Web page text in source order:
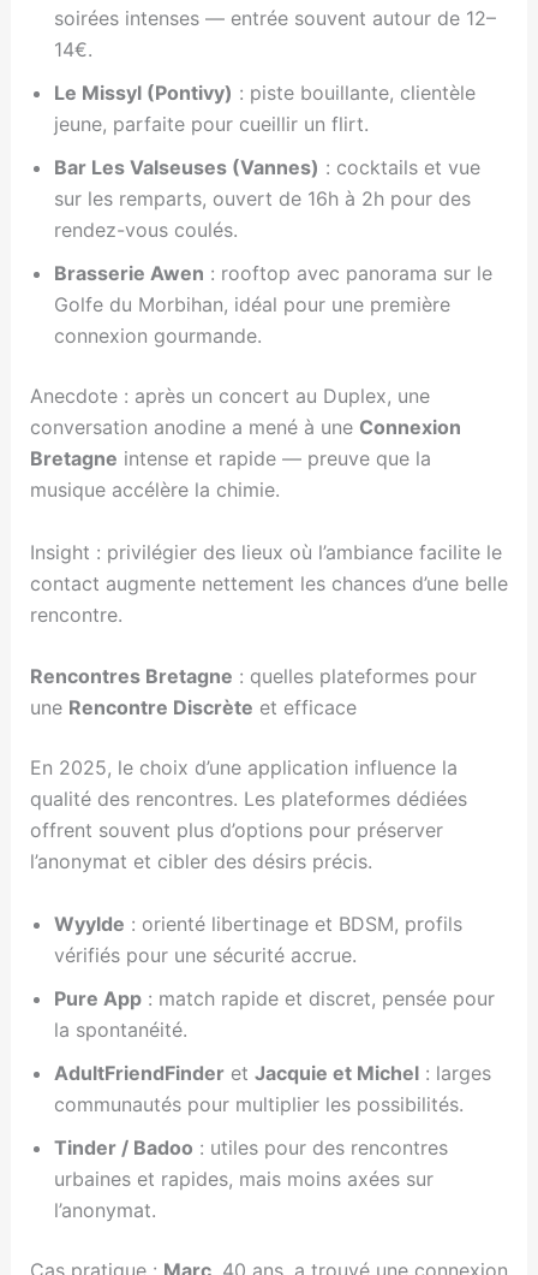
soirées intenses — entrée souvent autour de 12–
14€.
Le Missyl (Pontivy) : piste bouillante, clientèle
jeune, parfaite pour cueillir un flirt.
Bar Les Valseuses (Vannes) : cocktails et vue
sur les remparts, ouvert de 16h à 2h pour des
rendez-vous coulés.
Brasserie Awen : rooftop avec panorama sur le
Golfe du Morbihan, idéal pour une première
connexion gourmande.
Anecdote : après un concert au Duplex, une
conversation anodine a mené à une Connexion
Bretagne intense et rapide — preuve que la
musique accélère la chimie.
Insight : privilégier des lieux où l’ambiance facilite le
contact augmente nettement les chances d’une belle
rencontre.
Rencontres Bretagne : quelles plateformes pour
une Rencontre Discrète et efficace
En 2025, le choix d’une application influence la
qualité des rencontres. Les plateformes dédiées
offrent souvent plus d’options pour préserver
l’anonymat et cibler des désirs précis.
Wyylde : orienté libertinage et BDSM, profils
vérifiés pour une sécurité accrue.
Pure App: match rapide et discret, pensée pour
la spontanéité.
AdultFriendFinderet Jacquie et Michel: larges
communautés pour multiplier les possibilités.
Tinder / Badoo : utiles pour des rencontres
urbaines et rapides, mais moins axées sur
l’anonymat.
Cas pratique : Marc, 40 ans, a trouvé une connexion